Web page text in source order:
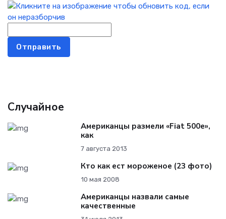
Отправить
Случайное
Американцы размели «Fiat 500e»,
как
7 августа 2013
Кто как ест мороженое (23 фото)
10 мая 2008
Американцы назвали самые
качественные